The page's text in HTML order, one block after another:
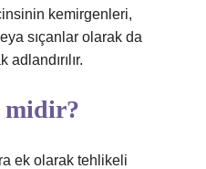
kemirgenleri,
sıçanlar olarak da
adlandırılır.
midir?
ek olarak tehlikeli